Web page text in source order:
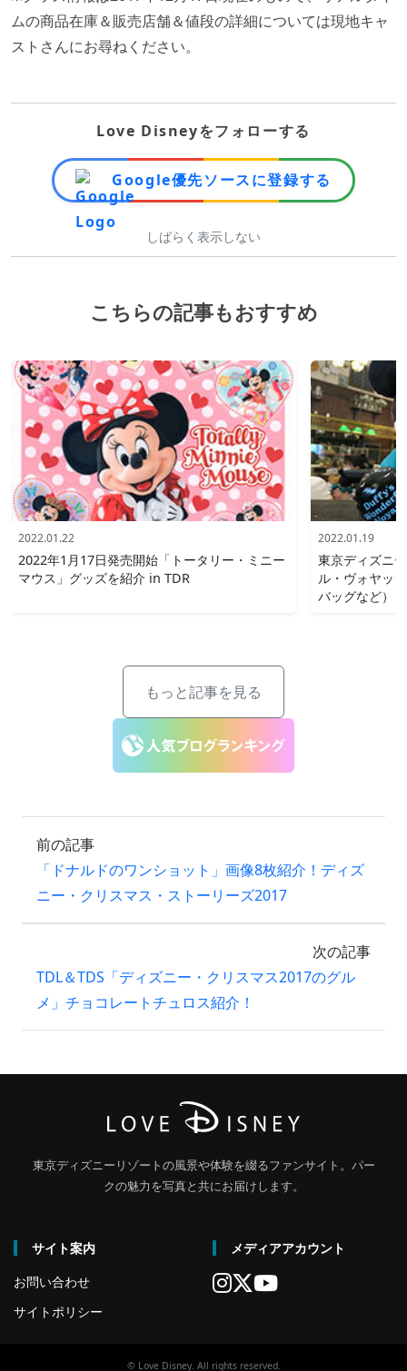
ムの商品在庫＆販売店舗＆値段の詳細については現地キャ
ストさんにお尋ねください。
Love Disneyをフォローする
Google優先ソースに登録する
しばらく表示しない
こちらの記事もおすすめ
2022.01.22
2022年1月17日発売開始「トータリー・ミニー
マウス」グッズを紹介 in TDR
2022.01.19
東京ディズニ
ル・ヴォヤッ
バッグなど）
もっと記事を見る
前の記事
「ドナルドのワンショット」画像8枚紹介！ディズ
ニー・クリスマス・ストーリーズ2017
次の記事
TDL＆TDS「ディズニー・クリスマス2017のグル
メ」チョコレートチュロス紹介！
東京ディズニーリゾートの風景や体験を綴るファンサイト。パー
クの魅力を写真と共にお届けします。
サイト案内
お問い合わせ
サイトポリシー
メディアアカウント
© Love Disney. All rights reserved.